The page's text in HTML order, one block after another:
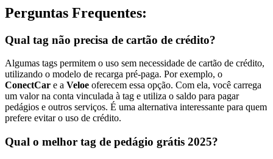
Perguntas Frequentes:
Qual tag não precisa de cartão de crédito?
Algumas tags permitem o uso sem necessidade de cartão de crédito,
utilizando o modelo de recarga pré-paga. Por exemplo, o
ConectCar e a Veloe oferecem essa opção. Com ela, você carrega
um valor na conta vinculada à tag e utiliza o saldo para pagar
pedágios e outros serviços. É uma alternativa interessante para quem
prefere evitar o uso de crédito.
Qual o melhor tag de pedágio grátis 2025?